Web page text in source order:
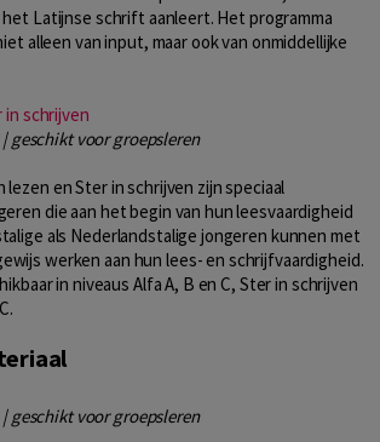
Latijnse schrift aanleert. Het programma
alleen van input, maar ook van onmiddellijke
in schrijven
| geschikt voor groepsleren
en Ster in schrijven zijn speciaal
die aan het begin van hun leesvaardigheid
als Nederlandstalige jongeren kunnen met
werken aan hun lees- en schrijfvaardigheid.
in niveaus Alfa A, B en C, Ster in schrijven
| geschikt voor groepsleren